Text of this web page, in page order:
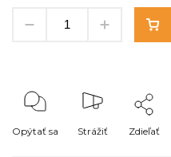
Opýtať sa Strážiť Zdieľať